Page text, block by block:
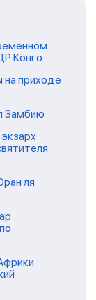
Конго
на приходе
Замбию
ля